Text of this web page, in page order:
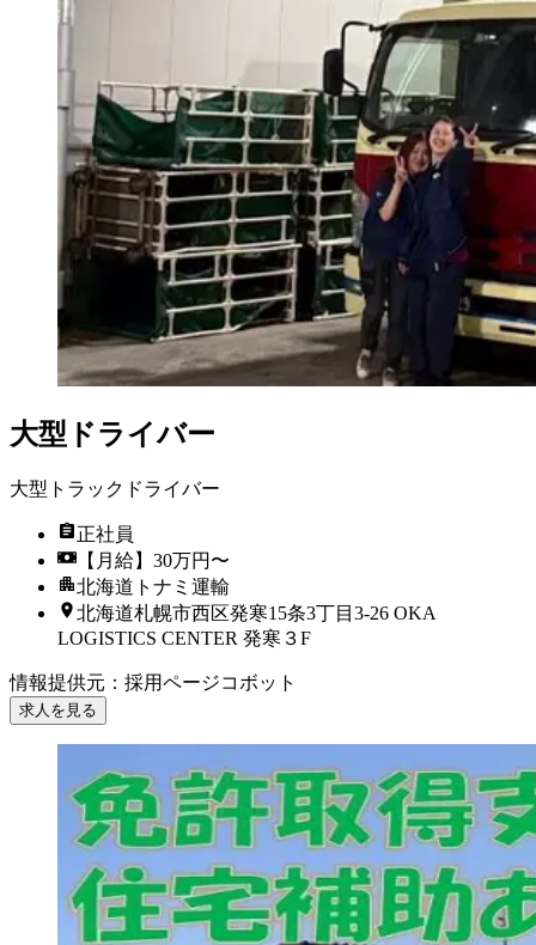
大型ドライバー
大型トラックドライバー
正社員
【月給】30万円〜
北海道トナミ運輸
北海道札幌市西区発寒15条3丁目3-26 OKA
LOGISTICS CENTER 発寒３F
情報提供元 ： 採用ページコボット
求人を見る